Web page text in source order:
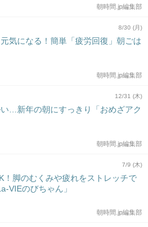
朝時間.jp編集部
8/30 (月)
気になる！簡単「疲労回復」朝ごは
朝時間.jp編集部
12/31 (木)
…新年の朝にすっきり「おめざアク
朝時間.jp編集部
7/9 (木)
！脚のむくみや疲れをストレッチで
VIEのびちゃん」
朝時間.jp編集部